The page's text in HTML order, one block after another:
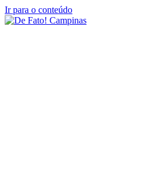
Ir para o conteúdo